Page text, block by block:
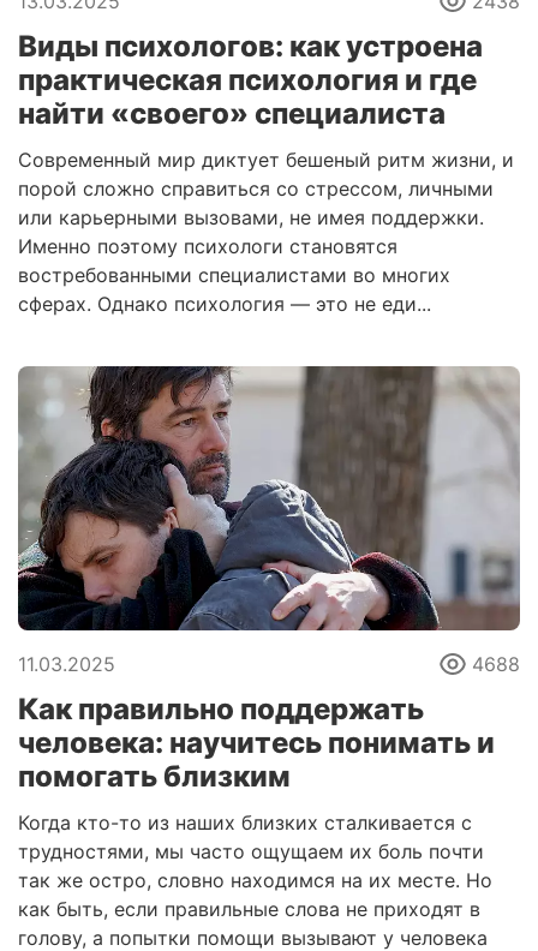
Виды психологов: как устроена
практическая психология и где
найти «своего» специалиста
Современный мир диктует бешеный ритм жизни, и
порой сложно справиться со стрессом, личными
или карьерными вызовами, не имея поддержки.
Именно поэтому психологи становятся
востребованными специалистами во многих
сферах. Однако психология — это не еди...
11.03.2025 4688
Как правильно поддержать
человека: научитесь понимать и
помогать близким
Когда кто-то из наших близких сталкивается с
трудностями, мы часто ощущаем их боль почти
так же остро, словно находимся на их месте. Но
как быть, если правильные слова не приходят в
голову, а попытки помощи вызывают у человека